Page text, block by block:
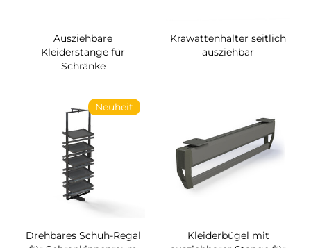
Ausziehbare
Kleiderstange für
Schränke
Krawattenhalter seitlich
ausziehbar
Neuheit
Drehbares Schuh-Regal
Kleiderbügel mit